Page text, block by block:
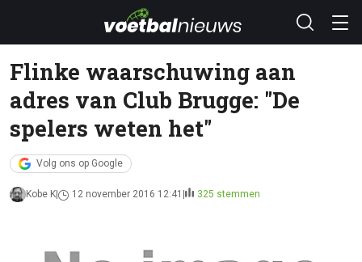
Flinke waarschuwing aan
adres van Club Brugge: "De
spelers weten het"
Volg ons op Google
Kobe K 12 november 2016 12:41 325 stemmen